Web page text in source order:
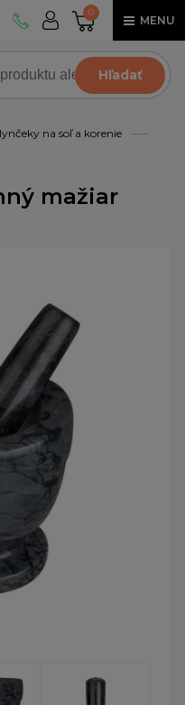
0
MENU
Hľadať
na soľ a korenie
mažiar